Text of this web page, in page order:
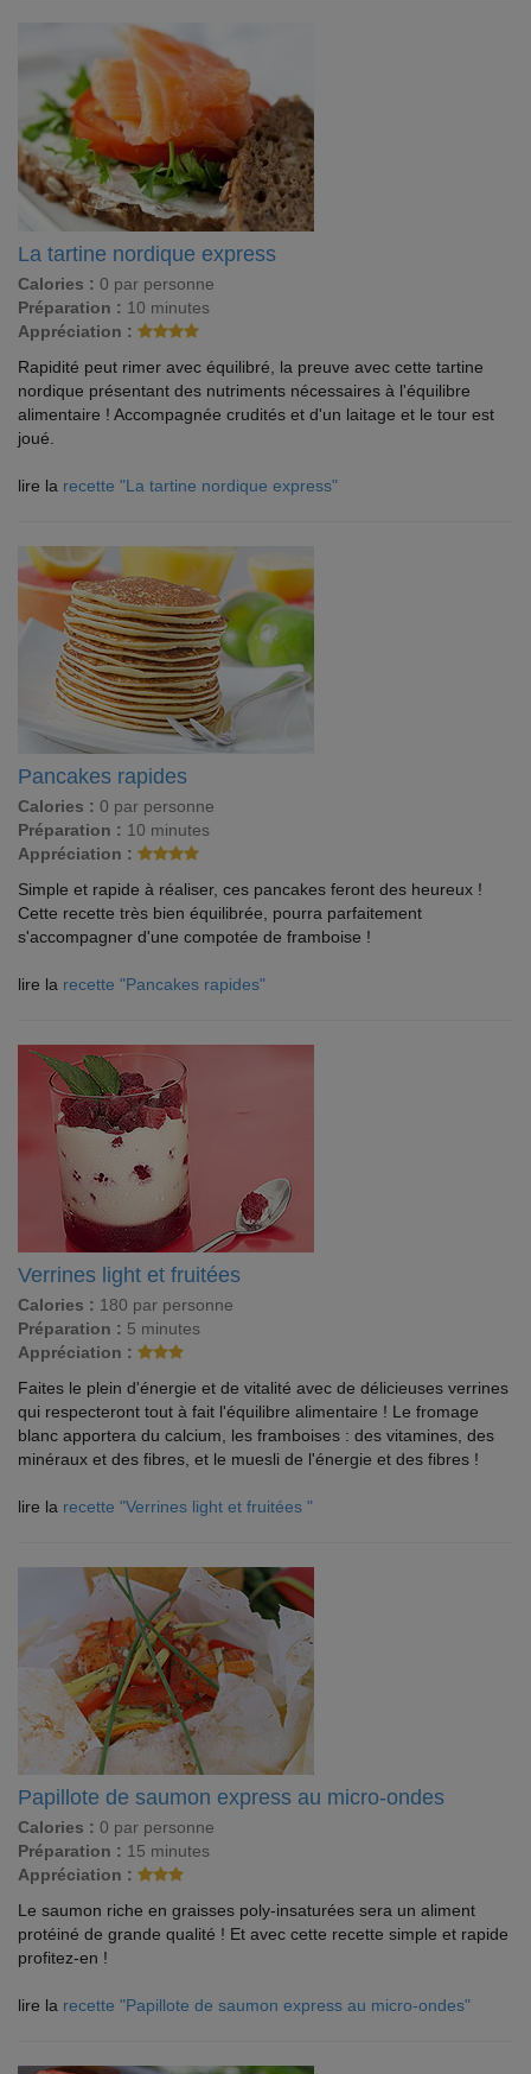
La tartine nordique express
Calories : 0 par personne
Préparation : 10 minutes
Appréciation :
Rapidité peut rimer avec équilibré, la preuve avec cette tartine
nordique présentant des nutriments nécessaires à l'équilibre
alimentaire ! Accompagnée crudités et d'un laitage et le tour est
joué.
lire la recette "La tartine nordique express"
Pancakes rapides
Calories : 0 par personne
Préparation : 10 minutes
Appréciation :
Simple et rapide à réaliser, ces pancakes feront des heureux !
Cette recette très bien équilibrée, pourra parfaitement
s'accompagner d'une compotée de framboise !
lire la recette "Pancakes rapides"
Verrines light et fruitées
Calories : 180 par personne
Préparation : 5 minutes
Appréciation :
Faites le plein d'énergie et de vitalité avec de délicieuses verrines
qui respecteront tout à fait l'équilibre alimentaire ! Le fromage
blanc apportera du calcium, les framboises : des vitamines, des
minéraux et des fibres, et le muesli de l'énergie et des fibres !
lire la recette "Verrines light et fruitées "
Papillote de saumon express au micro-ondes
Calories : 0 par personne
Préparation : 15 minutes
Appréciation :
Le saumon riche en graisses poly-insaturées sera un aliment
protéiné de grande qualité ! Et avec cette recette simple et rapide
profitez-en !
lire la recette "Papillote de saumon express au micro-ondes"